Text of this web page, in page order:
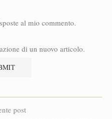
al mio commento.
di un nuovo articolo.
post